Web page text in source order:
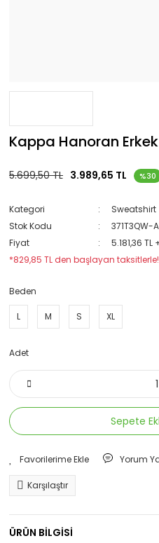
Kappa Hanoran
5.699,50 TL 3.989,65 TL %30
Kategori
Sweatshirt
Stok Kodu
371T3QW-
Fiyat
5.181,36 TL
*829,85 TL den başlayan
Beden
L M S XL
Adet
Sepete
Yorum
Karşılaştır
ÜRÜN BİLGİSİ